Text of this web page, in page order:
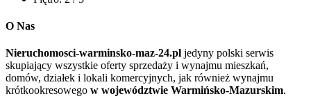
O Nas
Nieruchomosci-warminsko-maz-24.pl jedyny polski serwis
skupiający wszystkie oferty sprzedaży i wynajmu mieszkań,
domów, działek i lokali komercyjnych, jak również wynajmu
krótkookresowego w województwie Warmińsko-Mazurskim.